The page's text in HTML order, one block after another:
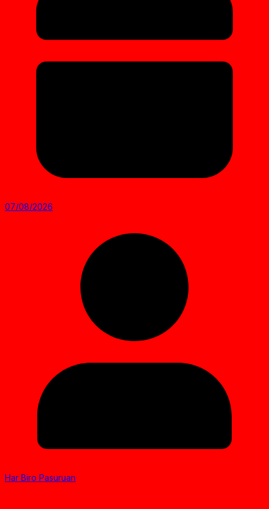
07/08/2026
Har Biro Pasuruan